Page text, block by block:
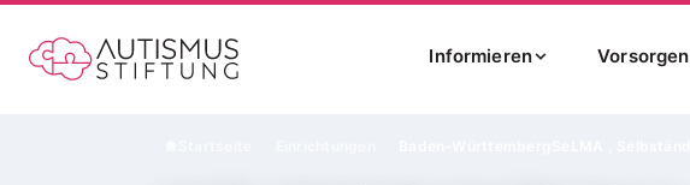
Informieren Vorsorgen